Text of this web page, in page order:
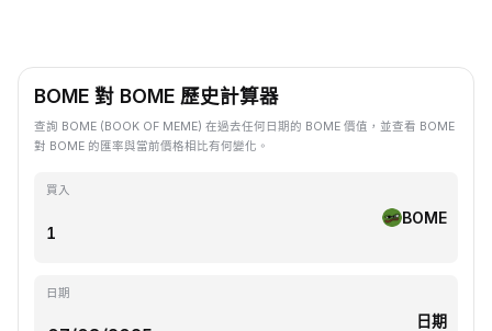
BOME 對 BOME 歷史計算器
查詢 BOME (BOOK OF MEME) 在過去任何日期的 BOME 價值，並查看 BOME
對 BOME 的匯率與當前價格相比有何變化。
買入
BOME
日期
日期